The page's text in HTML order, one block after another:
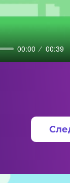
00:00 00:39